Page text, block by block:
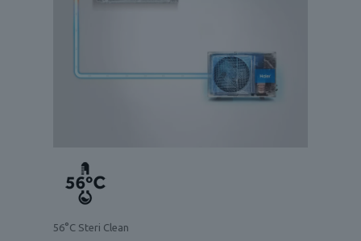
56°C Steri Clean